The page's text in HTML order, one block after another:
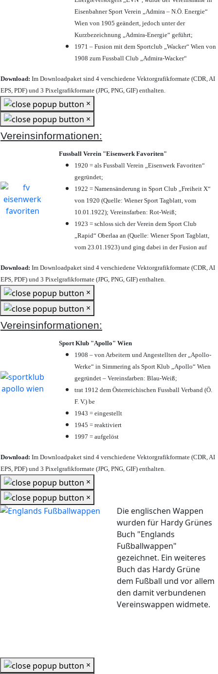
Eisenbahner Sport Verein „Admira – N.Ö. Energie“
Wien von 1905 geändert, jedoch unter der
Kurzbezeichnung „Admira-Energie“ geführt;
1971 – Fusion mit dem Sportclub „Wacker“ Wien von
1908 zum Fussball Club „Admira-Wacker“
Download: Im Downloadpaket sind 4 verschiedene Vektorgrafikformate (CDR, AI
EPS, PDF) und 3 Pixelgrafikformate (JPG, PNG, GIF) enthalten.
×
×
Vereinsinformationen:
Fussball Verein "Eisenwerk Favoriten"
1920 = als Fussball Verein „Eisenwerk Favoriten“
gegründet;
1922 = Namensänderung in Sport Club „Freiheit X“
von 1920 (Quelle: Wiener Sport Tagblatt, vom
10.01.1922); Vereinsfarben: Rot-Weiß;
1923 = schloss sich der Verein dem Sport Club
„Rapid“ Oberlaa an (Quelle: Wiener Sport Tagblatt,
vom 23.01.1923) und ging dabei in der Fusion auf
Download: Im Downloadpaket sind 4 verschiedene Vektorgrafikformate (CDR, AI
EPS, PDF) und 3 Pixelgrafikformate (JPG, PNG, GIF) enthalten.
×
×
Vereinsinformationen:
Sport Klub "Apollo" Wien
1908 – von Arbeitern und Angestellten der „Apollo-
Werke“ in Simmering als Sport Klub „Apollo“ Wien
gegründet – Vereinsfarben: Blau-Weiß;
trat 1912 dem Österreichischen Fussball Verband (Ö.
F. V.) be
1943 = eingestellt
1945 = reaktiviert
1997 = aufgelöst
Download: Im Downloadpaket sind 4 verschiedene Vektorgrafikformate (CDR, AI
EPS, PDF) und 3 Pixelgrafikformate (JPG, PNG, GIF) enthalten.
×
×
Die englischen Wappen
wurden für Hardy Grünes
Buch "Englands
Fußballwappen"
gezeichnet. Ein weiteres
Buch das Hardy Grüne
dem Fußball und vor allem
den damit verbundenen
Vereinswappen widmete.
×